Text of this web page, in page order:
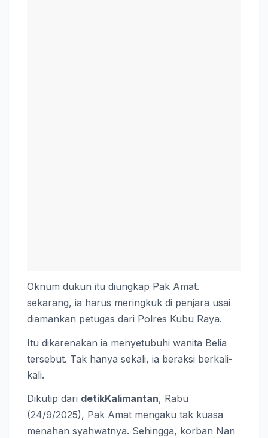
Oknum dukun itu diungkap Pak Amat.
sekarang, ia harus meringkuk di penjara usai
diamankan petugas dari Polres Kubu Raya.
Itu dikarenakan ia menyetubuhi wanita Belia
tersebut. Tak hanya sekali, ia beraksi berkali-
kali.
Dikutip dari detikKalimantan, Rabu
(24/9/2025), Pak Amat mengaku tak kuasa
menahan syahwatnya. Sehingga, korban Nan